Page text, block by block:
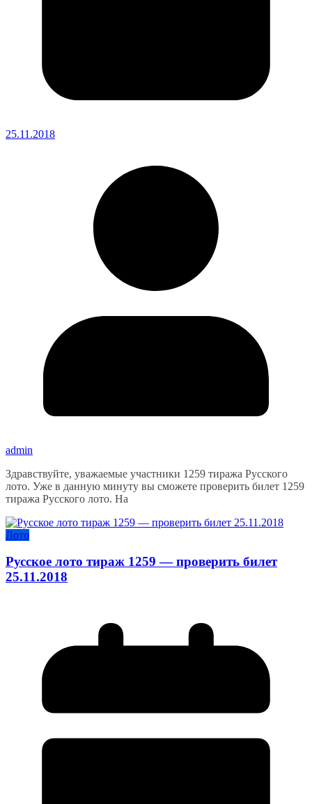
25.11.2018
admin
Здравствуйте, уважаемые участники 1259 тиража Русского
лото. Уже в данную минуту вы сможете проверить билет 1259
тиража Русского лото. На
Лото
Русское лото тираж 1259 — проверить билет
25.11.2018